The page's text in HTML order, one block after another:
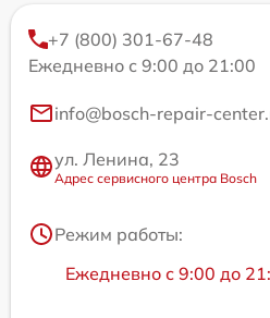
+7 (800) 301-67-48
Ежедневно с 9:00 до 21:00
info@bosch-repair-
ул. Ленина, 23
Адрес сервисного центра Bosch
Режим работы:
Ежедневно с 9:00 до